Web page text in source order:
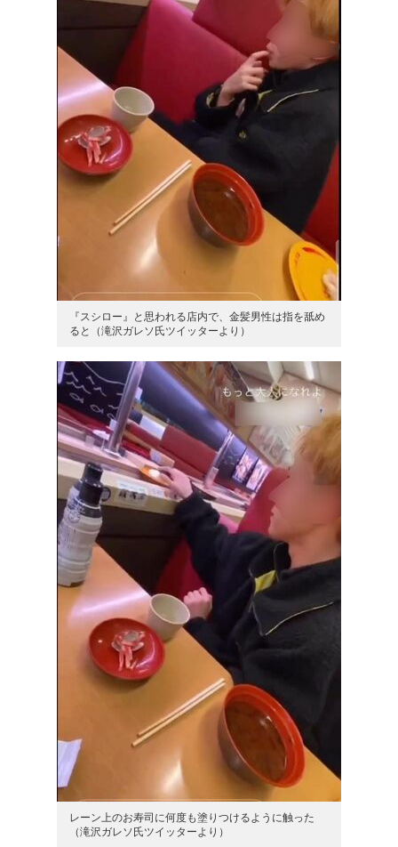
『スシロー』と思われる店内で、金髪男性は指を舐め
ると（滝沢ガレソ氏ツイッターより）
レーン上のお寿司に何度も塗りつけるように触った
（滝沢ガレソ氏ツイッターより）